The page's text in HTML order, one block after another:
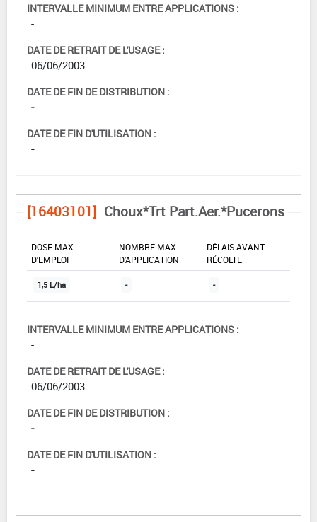
INTERVALLE MINIMUM ENTRE APPLICATIONS :
-
DATE DE RETRAIT DE L'USAGE :
06/06/2003
DATE DE FIN DE DISTRIBUTION :
-
DATE DE FIN D'UTILISATION :
-
[16403101] Choux*Trt Part.Aer.*Pucerons
DOSE MAX
D'EMPLOI
NOMBRE MAX
D'APPLICATION
DÉLAIS AVANT
RÉCOLTE
1,5 L/ha - -
INTERVALLE MINIMUM ENTRE APPLICATIONS :
-
DATE DE RETRAIT DE L'USAGE :
06/06/2003
DATE DE FIN DE DISTRIBUTION :
-
DATE DE FIN D'UTILISATION :
-